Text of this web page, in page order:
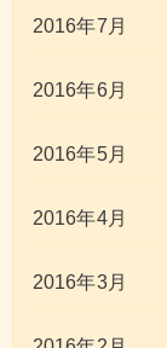
2016年7月
2016年6月
2016年5月
2016年4月
2016年3月